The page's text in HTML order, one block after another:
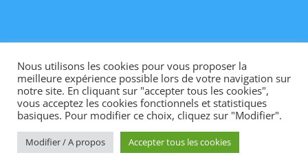
Copyright 2021 IConditions Générales de
VenteIContact
Site internet créé par OhMyConcept.fr
Nous utilisons les cookies pour vous proposer la
meilleure expérience possible lors de votre navigation sur
notre site. En cliquant sur "accepter tous les cookies",
vous acceptez les cookies fonctionnels et statistiques
basiques. Pour modifier ce choix, cliquez sur "Modifier".
Modifier / A propos Accepter tous les cookies